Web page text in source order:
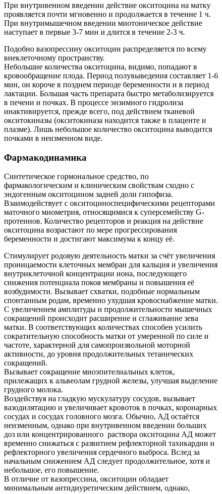
При внутривенном введении действие окситоцина на матку
проявляется почти мгновенно и продолжается в течение 1 ч.
При внутримышечном введении миотоническое действие
наступает в первые 3-7 мин и длится в течение 2-3 ч.
Подобно вазопрессину окситоцин распределяется по всему
внеклеточному пространству.
Небольшие количества окситоцина, видимо, попадают в
кровообращение плода. Период полувыведения составляет 1-6
мин, он короче в позднем периоде беременности и в период
лактации. Большая часть препарата быстро метаболизируется
в печени и почках. В процессе энзимного гидролиза
инактивируется, прежде всего, под действием тканевой
окситокиназы (окситокиназа находится также в плаценте и
плазме). Лишь небольшое количество окситоцина выводится
почками в неизменном виде.
Фармакодинамика
Синтетическое гормональное средство, по
фармакологическим и клиническим свойствам сходно с
эндогенным окситоцином задней доли гипофиза.
Взаимодействует с окситоциноспецифическими рецепторами
маточного миометрия, относящимися к суперсемейству G-
протеинов. Количество рецепторов и реакция на действие
окситоцина возрастают по мере прогрессирования
беременности и достигают максимума к концу её.
Стимулирует родовую деятельность матки за счёт увеличения
проницаемости клеточных мембран для кальция и увеличения
внутриклеточной концентрации иона, последующего
снижения потенциала покоя мембраны и повышения её
возбудимости. Вызывает схватки, подобные нормальным
спонтанным родам, временно ухудшая кровоснабжение матки.
С увеличением амплитуды и продолжительности мышечных
сокращений происходит расширение и сглаживание зева
матки. В соответствующих количествах способен усилить
сократительную способность матки от умеренной по силе и
частоте, характерной для самопроизвольной моторной
активности, до уровня продолжительных тетанических
сокращений.
Вызывает сокращение миоэпителиальных клеток,
прилежащих к альвеолам грудной железы, улучшая выделение
грудного молока.
Воздействуя на гладкую мускулатуру сосудов, вызывает
вазодилятацию и увеличивает кровоток в почках, коронарных
сосудах и сосудах головного мозга. Обычно, АД остаётся
неизменным, однако при внутривенном введении больших
доз или концентрированного раствора окситоцина АД может
временно снижаться с развитием рефлекторной тахикардии и
рефлекторного увеличения сердечного выброса. Вслед за
начальным снижением АД следует продолжительное, хотя и
небольшое, его повышение.
В отличие от вазопрессина, окситоцин обладает
минимальным антидиуретическим действием, однако,